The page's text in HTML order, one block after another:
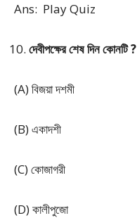
Ans: Play Quiz
দেবীপক্ষের শেষ দিন কোনটি ?
(A) বিজয়া দশমী
(B) একাদশী
(C) কোজাগরী
(D) কালীপুজো